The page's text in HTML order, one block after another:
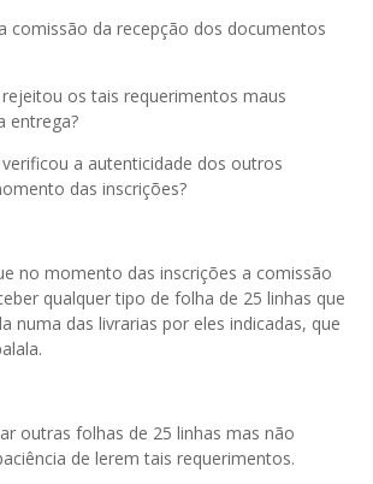
comissão da recepção dos documentos
os tais requerimentos maus
entrega?
a autenticidade dos outros
das inscrições?
no momento das inscrições a comissão
qualquer tipo de folha de 25 linhas que
numa das livrarias por eles indicadas, que
outras folhas de 25 linhas mas não
de lerem tais requerimentos.